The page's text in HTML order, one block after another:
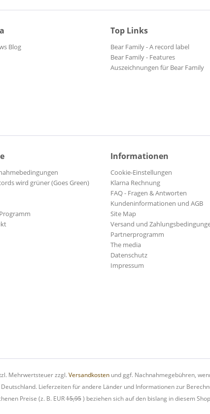
Blog
Top Links
Bear Family - A record label
Bear Family - Features
Auszeichnungen für Bear Family
wird grüner (Goes Green)
Informationen
Cookie-Einstellungen
Klarna Rechnung
FAQ - Fragen & Antworten
Kundeninformationen und AGB
Site Map
Versand und
Partnerprogramm
The media
Datenschutz
Impressum
Mehrwertsteuer zzgl. Versandkostenund ggf. Nachnahmegebühren,
Lieferzeiten für andere Länder und Informationen zur
Preise (z. B. EUR15,95) beziehen sich auf den bislang in diesem